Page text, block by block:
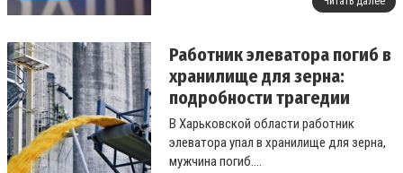
Работник элеватора погиб в
хранилище для зерна:
подробности трагедии
В Харьковской области работник
элеватора упал в хранилище для зерна,
мужчина погиб....